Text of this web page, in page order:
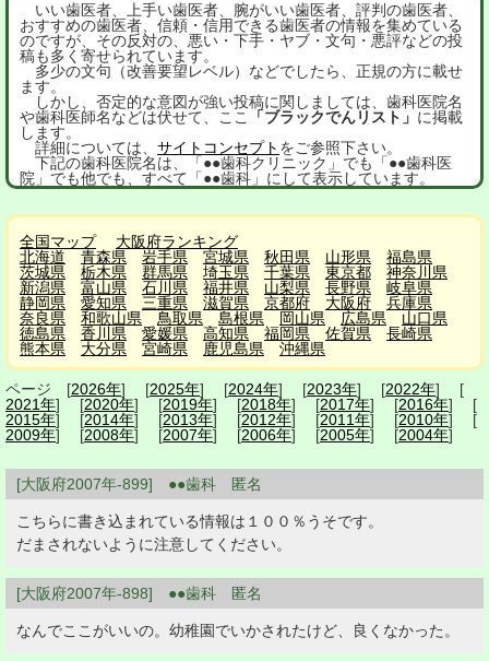
いい歯医者、上手い歯医者、腕がいい歯医者、評判の歯医者、
おすすめの歯医者、信頼・信用できる歯医者の情報を集めている
のですが、その反対の、悪い・下手・ヤブ・文句・悪評などの投
稿も多く寄せられています。
多少の文句（改善要望レベル）などでしたら、正規の方に載せ
ます。
しかし、否定的な意図が強い投稿に関しましては、歯科医院名
や歯科医師名などは伏せて、ここ
「ブラックでんリスト」 に掲載
します。
詳細については、 サイトコンセプト をご参照下さい。
下記の歯科医院名は、「●●歯科クリニック」でも「●●歯科医
院」でも他でも、すべて「●●歯科」にして表示しています。
全国マップ
大阪府ランキング
北海道
青森県 岩手県 宮城県 秋田県 山形県
福島県
茨城県
栃木県 群馬県 埼玉県 千葉県 東京都
神奈川県
新潟県
富山県 石川県 福井県 山梨県 長野県
岐阜県
静岡県
愛知県 三重県 滋賀県 京都府 大阪府
兵庫県
奈良県
和歌山県 鳥取県 島根県 岡山県 広島県
山口県
徳島県
香川県 愛媛県 高知県 福岡県 佐賀県
長崎県
熊本県
大分県 宮崎県 鹿児島県 沖縄県
ページ [2026年] [2025年] [2024年] [2023年] [2022年] [
2021年] [2020年] [2019年] [2018年] [2017年] [2016年] [
2015年] [2014年] [2013年] [2012年] [2011年] [2010年] [
2009年] [2008年] [2007年] [2006年] [2005年] [2004年]
[大阪府2007年-899] ●●歯科 匿名
こちらに書き込まれている情報は１００％うそです。
だまされないように注意してください。
[大阪府2007年-898] ●●歯科 匿名
なんでここがいいの。幼稚園でいかされたけど、良くなかった。